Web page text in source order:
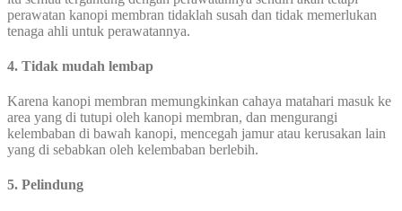
perawatan kanopi membran tidaklah susah dan tidak memerlukan
tenaga ahli untuk perawatannya.
4. Tidak mudah lembap
Karena kanopi membran memungkinkan cahaya matahari masuk ke
area yang di tutupi oleh kanopi membran, dan mengurangi
kelembaban di bawah kanopi, mencegah jamur atau kerusakan lain
yang di sebabkan oleh kelembaban berlebih.
5. Pelindung